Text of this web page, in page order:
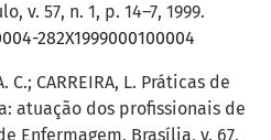
v. 57, n. 1, p. 14–7, 1999.
282X1999000100004
C.; CARREIRA, L. Práticas de
atuação dos profissionais de
Enfermagem, Brasília, v. 67,